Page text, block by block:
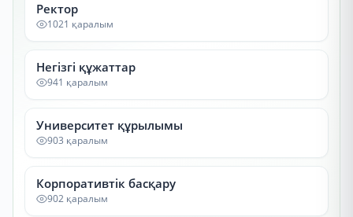
Ректор
1021 қаралым
Негізгі құжаттар
941 қаралым
Университет құрылымы
903 қаралым
Корпоративтік басқару
902 қаралым